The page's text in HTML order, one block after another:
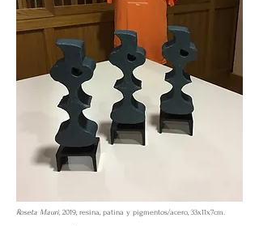
Roseta Mauri, 2019, resina, patina y pigmentos/acero, 33x11x7cm.